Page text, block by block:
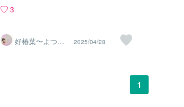
運勢今日のあなたは、これまで努力して
にも安定した豊かな一日を過ごせるでし
ょう。タロットカードの「９のペンタク
3
好椿葉〜よつ
ば〜
2025/04/28
1